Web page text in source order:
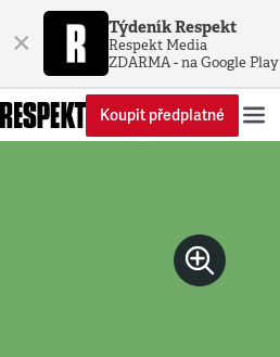
× Týdeník Respekt
Respekt Media
ZDARMA - na Google Play
Koupit předplatné